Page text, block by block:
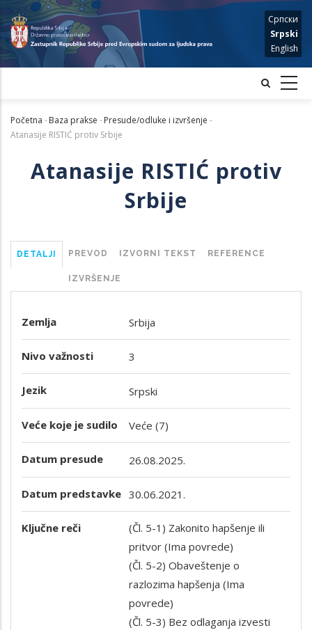
to
main
content
Српски
Srpski
English
Mrvice
Početna -Baza prakse -Presude/odluke i izvršenje -
Atanasije RISTIĆ protiv Srbije
Atanasije RISTIĆ protiv
Srbije
DETALJI PREVOD IZVORNI TEKST REFERENCE
IZVRŠENJE
Zemlja Srbija
Nivo važnosti 3
Jezik Srpski
Veće koje je sudilo Veće (7)
Datum presude 26.08.2025.
Datum predstavke 30.06.2021.
Ključne reči
(Čl. 5-1) Zakonito hapšenje ili
pritvor (Ima povrede)
(Čl. 5-2) Obaveštenje o
razlozima hapšenja (Ima
povrede)
(Čl. 5-3) Bez odlaganja izvesti